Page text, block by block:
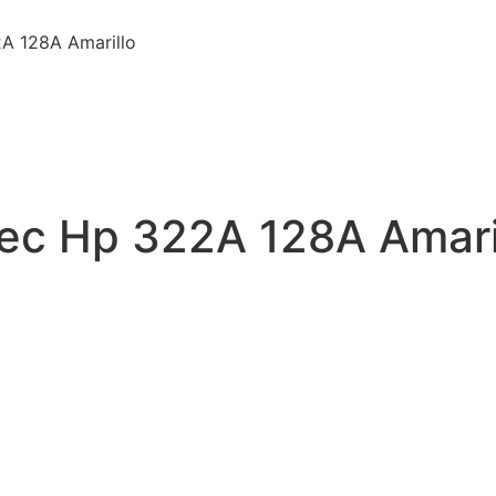
128A Amarillo
Hp 322A 128A